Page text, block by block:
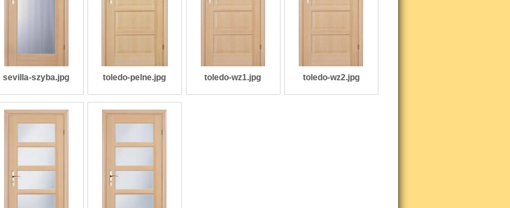
sevilla-szyba.jpg toledo-pelne.jpg toledo-wz1.jpg toledo-wz2.jpg